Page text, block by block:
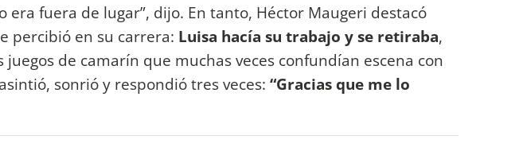
era fuera de lugar”, dijo. En tanto, Héctor Maugeri destacó
percibió en su carrera: Luisa hacía su trabajo y se retiraba,
juegos de camarín que muchas veces confundían escena con
sonrió y respondió tres veces: “Gracias que me lo